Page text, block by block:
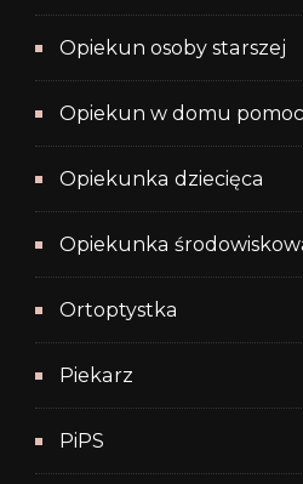
Opiekun osoby starszej
Opiekun w domu
Opiekunka dziecięca
Opiekunka
Ortoptystka
Piekarz
PiPS